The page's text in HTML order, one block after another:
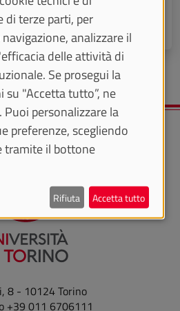
IN PRESENZA
8 - 10124 Torino
+39 011 6706111
di terze parti, per
analizzare il
delle attività di
Se prosegui la
su "Accetta tutto”, ne
personalizzare la
preferenze, scegliendo
tramite il bottone
Rifiuta Accetta tutto